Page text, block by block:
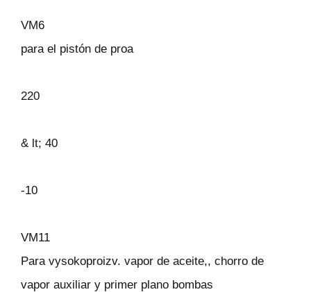
VM6
para el pistón de proa
220
& lt; 40
-10
VM11
Para vysokoproizv. vapor de aceite,, chorro de
vapor auxiliar y primer plano bombas